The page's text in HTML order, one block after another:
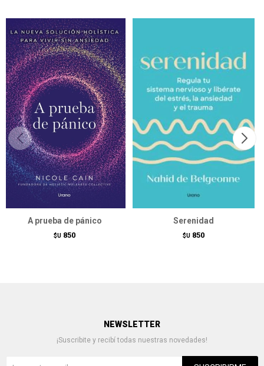
A prueba de pánico
$U 850
Serenidad
$U 850
NEWSLETTER
¡Suscribite y recibí todas nuestras novedades!